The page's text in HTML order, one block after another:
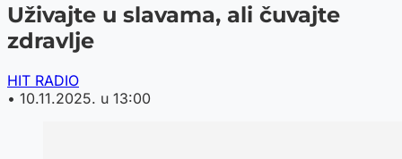
Uživajte u slavama, ali čuvajte
zdravlje
HIT RADIO
• 10.11.2025. u 13:00